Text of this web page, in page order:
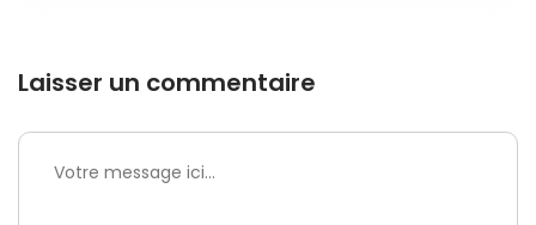
Laisser un commentaire